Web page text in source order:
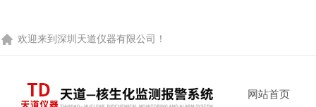
欢迎来到 深圳天道仪器有限公司 ！
网站首页